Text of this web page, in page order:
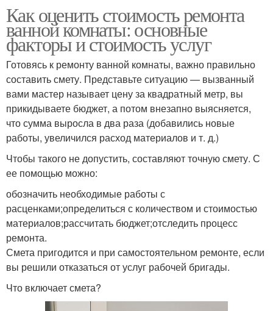
Как оценить стоимость ремонта
ванной комнаты: основные
факторы и стоимость услуг
Готовясь к ремонту ванной комнаты, важно правильно
составить смету. Представьте ситуацию — вызванный
вами мастер называет цену за квадратный метр, вы
прикидываете бюджет, а потом внезапно выясняется,
что сумма выросла в два раза (добавились новые
работы, увеличился расход материалов и т. д.)
Чтобы такого не допустить, составляют точную смету. С
ее помощью можно:
обозначить необходимые работы с
расценками;определиться с количеством и стоимостью
материалов;рассчитать бюджет;отследить процесс
ремонта.
Смета пригодится и при самостоятельном ремонте, если
вы решили отказаться от услуг рабочей бригады.
Что включает смета?